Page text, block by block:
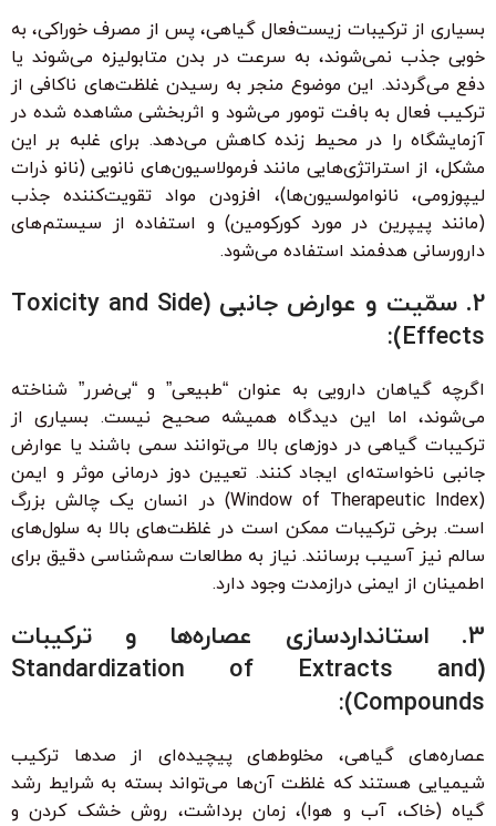
بسیاری از ترکیبات زیست‌فعال گیاهی، پس از مصرف خوراکی، به
خوبی جذب نمی‌شوند، به سرعت در بدن متابولیزه می‌شوند یا
دفع می‌گردند. این موضوع منجر به رسیدن غلظت‌های ناکافی از
ترکیب فعال به بافت تومور می‌شود و اثربخشی مشاهده شده در
آزمایشگاه را در محیط زنده کاهش می‌دهد. برای غلبه بر این
مشکل، از استراتژی‌هایی مانند فرمولاسیون‌های نانویی (نانو ذرات
لیپوزومی، نانوامولسیون‌ها)، افزودن مواد تقویت‌کننده جذب
(مانند پیپرین در مورد کورکومین) و استفاده از سیستم‌های
دارورسانی هدفمند استفاده می‌شود.
2. سمّیت و عوارض جانبی (Toxicity and Side
Effects):
اگرچه گیاهان دارویی به عنوان “طبیعی” و “بی‌ضرر” شناخته
می‌شوند، اما این دیدگاه همیشه صحیح نیست. بسیاری از
ترکیبات گیاهی در دوزهای بالا می‌توانند سمی باشند یا عوارض
جانبی ناخواسته‌ای ایجاد کنند. تعیین دوز درمانی موثر و ایمن
(Window of Therapeutic Index) در انسان یک چالش بزرگ
است. برخی ترکیبات ممکن است در غلظت‌های بالا به سلول‌های
سالم نیز آسیب برسانند. نیاز به مطالعات سم‌شناسی دقیق برای
اطمینان از ایمنی درازمدت وجود دارد.
3. استانداردسازی عصاره‌ها و ترکیبات
(Standardization of Extracts and
Compounds):
عصاره‌های گیاهی، مخلوط‌های پیچیده‌ای از صدها ترکیب
شیمیایی هستند که غلظت آن‌ها می‌تواند بسته به شرایط رشد
گیاه (خاک، آب و هوا)، زمان برداشت، روش خشک کردن و